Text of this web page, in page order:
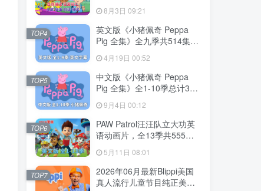
等，全1364集+，1080P高
清视频带英文字幕，百度网
盘下载！
8月3日 09:21
英文版《小猪佩奇 Peppa
Pig 全集》全九季共514集，
幕，带配套音频MP3，百度
网盘下载！
4月19日 00:52
TOP4
中文版《小猪佩奇 Peppa
Pig 全集》全1-10季总计394
网盘下载！
9月4日 00:12
TOP5
PAW Patrol汪汪队立大功英
语动画片，全13季共555
集，1080P高清视频带英文
字幕，带配套音频MP3，百
度网盘下载！
5月11日 08:01
TOP6
2026年06月最新Blippi美国
真人流行儿童节目纯正美式
TOP7